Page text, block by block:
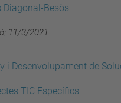
Diagonal-Besòs
11/3/2021
i Desenvolupament de
TIC Específics